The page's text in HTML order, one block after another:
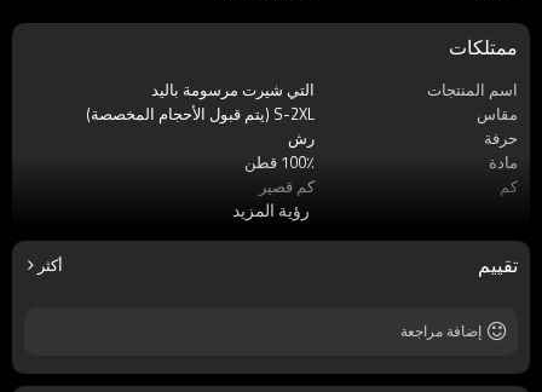
ممتلكات
اسم المنتجات
التي شيرت مرسومة باليد
مقاس
S-2XL (يتم قبول الأحجام المخصصة)
حرفة
رش
مادة
100٪ قطن
كم
كم قصير
صيف
ملصق
قبول التسمية المخصصة
ماركة
رؤية المزيد
تقييم أكثر
إضافة مراجعة